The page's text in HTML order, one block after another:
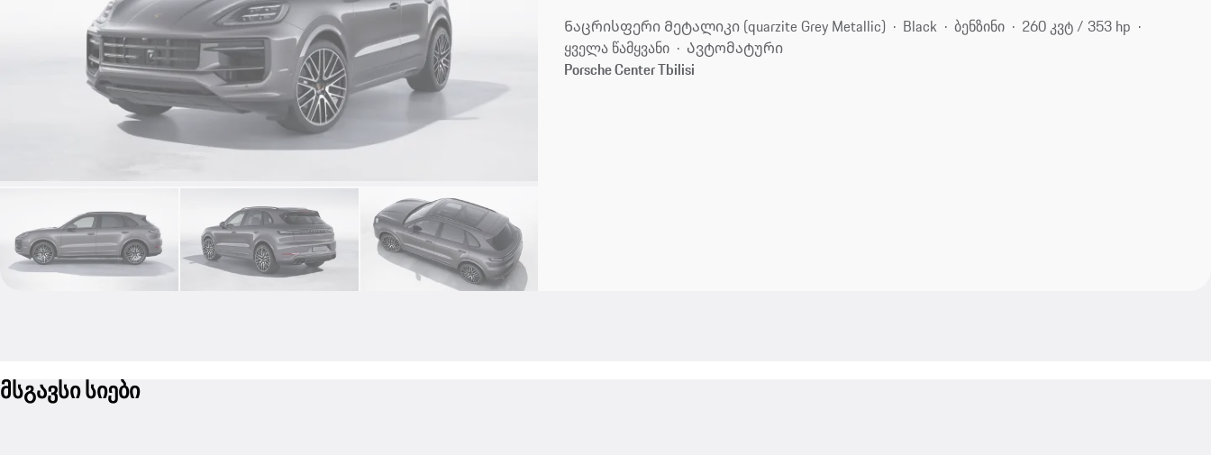
Ნაცრისფერი Მეტალიკი (quarzite Grey Metallic) Black ბენზინი
260 კვტ / 353 hp
ყველა წამყვანი
Ავტომატური
Porsche Center Tbilisi
მსგავსი სიები